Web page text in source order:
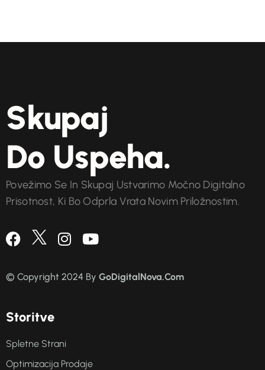
Skupaj
Do Uspeha.
Povežimo Se In Skupaj Ustvarimo Močno Digitalno
Prisotnost, Ki Bo Odprla Vrata Novim Priložnostim.
© Copyright 2024 By GoDigitalNova.Com
Storitve
Spletne Strani
Optimizacija Prodaje